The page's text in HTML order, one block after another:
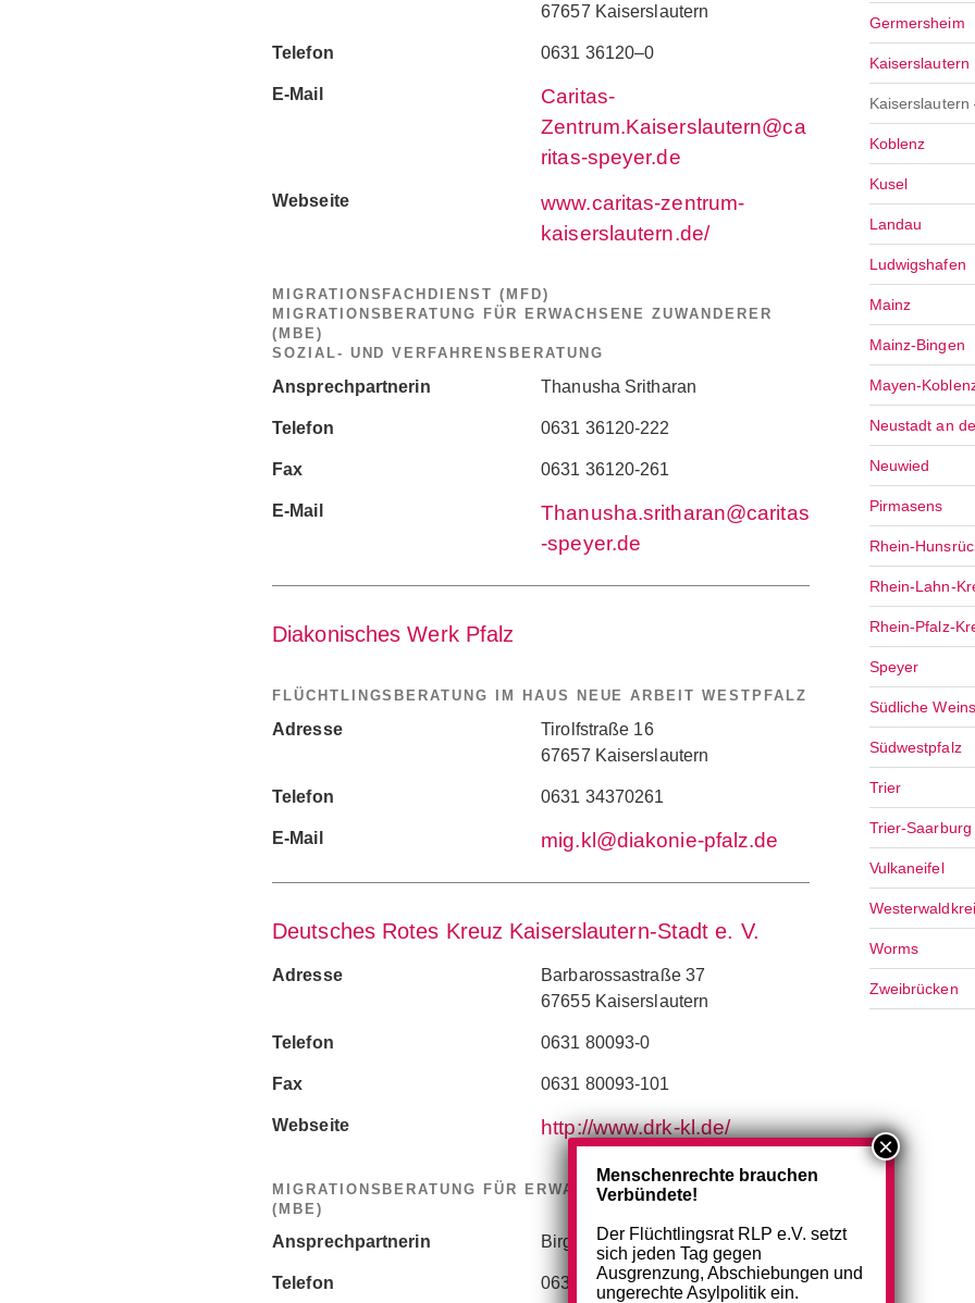
67657 Kaiserslautern
Telefon 0631 36120–0
E-Mail
Caritas-
Zentrum.Kaiserslautern@ca
ritas-speyer.de
Webseite
www.caritas-zentrum-
kaiserslautern.de/
MIGRATIONSFACHDIENST (MFD)
MIGRATIONSBERATUNG FÜR ERWACHSENE ZUWANDERER
(MBE)
SOZIAL- UND VERFAHRENSBERATUNG
Ansprechpartnerin Thanusha Sritharan
Telefon 0631 36120-222
Fax 0631 36120-261
E-Mail
Thanusha.sritharan@caritas
-speyer.de
Diakonisches Werk Pfalz
FLÜCHTLINGSBERATUNG IM HAUS NEUE ARBEIT WESTPFALZ
Adresse
Tirolfstraße 16
67657 Kaiserslautern
Telefon 0631 34370261
E-Mail mig.kl@diakonie-pfalz.de
Deutsches Rotes Kreuz Kaiserslautern-Stadt e. V.
Adresse
Barbarossastraße 37
67655 Kaiserslautern
Telefon 0631 80093-0
Fax 0631 80093-101
Webseite http://www.drk-kl.de/
MIGRATIONSBERATUNG FÜR ERWACHSENE ZUWANDERER
(MBE)
Ansprechpartnerin Birgit Steinmann
Telefon 0631 80093-140
Germersheim
Kaiserslautern
Kaiserslautern
Koblenz
Kusel
Landau
Ludwigshafen
Mainz
Mainz-Bingen
Mayen-
Neustadt an
Neuwied
Pirmasens
Rhein-
Rhein-Lahn-
Rhein-Pfalz-
Speyer
Südliche
Südwestpfalz
Trier
Trier-Saarburg
Vulkaneifel
Worms
Zweibrücken
Menschenrechte brauchen
Verbündete!
Der Flüchtlingsrat RLP e.V. setzt
sich jeden Tag gegen
Ausgrenzung, Abschiebungen und
ungerechte Asylpolitik ein.